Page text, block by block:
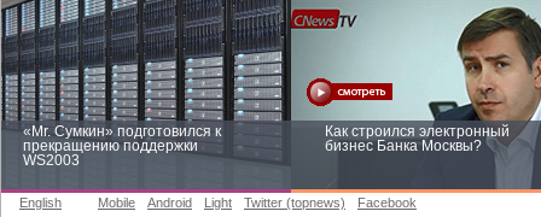
«Mr. Сумкин» подготовился к
прекращению поддержки
WS2003
Как строился электронный
бизнес Банка Москвы?
English Mobile Android Light Twitter (topnews) Facebook